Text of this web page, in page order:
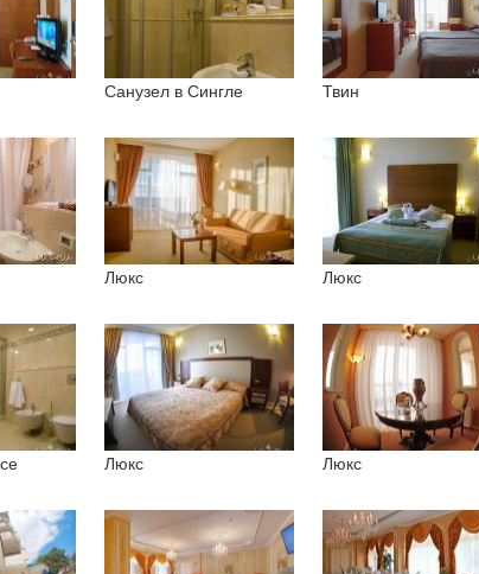
Санузел в Сингле Твин
Люкс Люкс
Люкс Люкс